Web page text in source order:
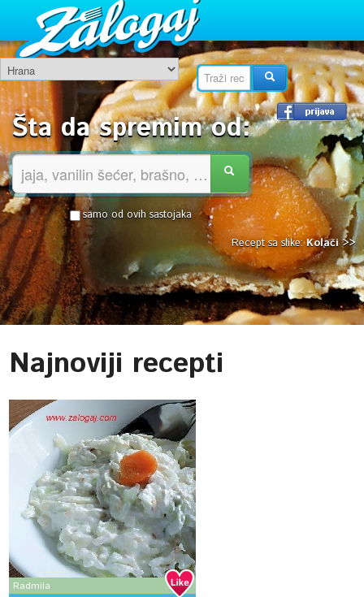
Šta da spremim od:
samo od ovih sastojaka
Recept sa slike:Kolači >>
Najnoviji recepti
Radmila